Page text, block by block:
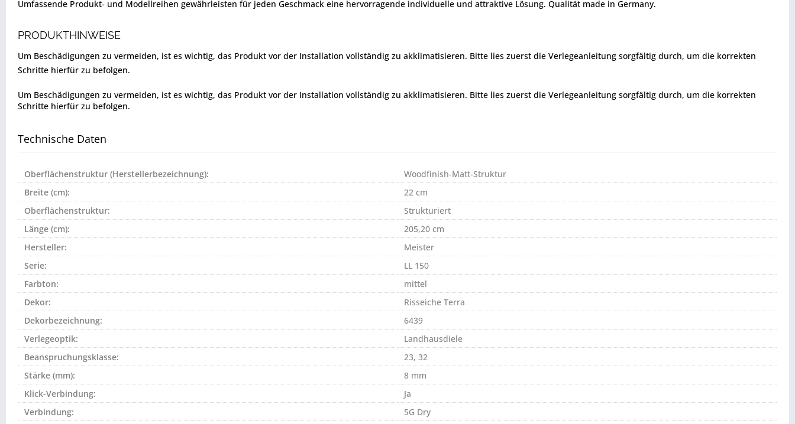
Umfassende Produkt- und Modellreihen gewährleisten für jeden Geschmack eine hervorragende individuelle und attraktive Lösung. Qualität made in Germany.
PRODUKTHINWEISE
Um Beschädigungen zu vermeiden, ist es wichtig, das Produkt vor der Installation vollständig zu akklimatisieren. Bitte lies zuerst die Verlegeanleitung sorgfältig durch, um die korrekten
Schritte hierfür zu befolgen.
Um Beschädigungen zu vermeiden, ist es wichtig, das Produkt vor der Installation vollständig zu akklimatisieren. Bitte lies zuerst die Verlegeanleitung sorgfältig durch, um die korrekten
Schritte hierfür zu befolgen.
Technische Daten
Oberflächenstruktur (Herstellerbezeichnung):
Woodfinish-Matt-Struktur
Breite (cm):
22 cm
Oberflächenstruktur:
Strukturiert
Länge (cm):
205,20 cm
Hersteller:
Meister
Serie:
LL 150
Farbton:
mittel
Dekor:
Risseiche Terra
Dekorbezeichnung:
6439
Verlegeoptik:
Landhausdiele
Beanspruchungsklasse:
23, 32
Stärke (mm):
8 mm
Klick-Verbindung:
Ja
Verbindung:
5G Dry